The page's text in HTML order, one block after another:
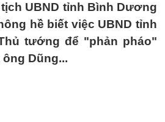
tịch UBND tỉnh Bình Dương
hề biết việc UBND tỉnh
tướng để "phản pháo"
Dũng...